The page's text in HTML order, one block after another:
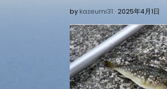
bykazeumi31 2025年4月1日
4
月
1
日